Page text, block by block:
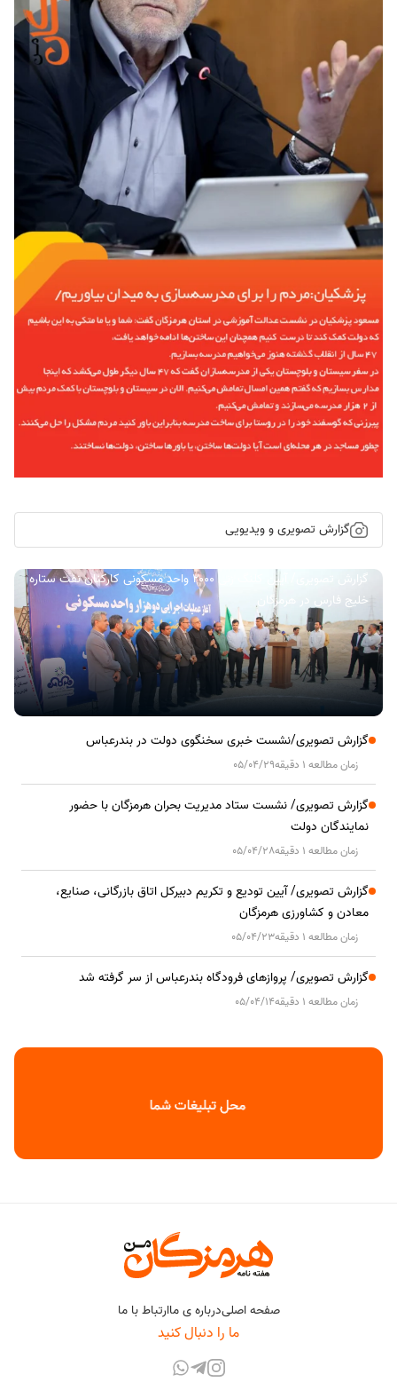
گزارش تصویری و ویدیویی
گزارش تصویری/ آیین کلنگ زنی ۲۰۰۰ واحد مسکونی کارکنان نفت ستاره
خلیج فارس در هرمزگان
گزارش تصویری/نشست خبری سخنگوی دولت در بندرعباس
زمان مطالعه 1 دقیقه 05/04/29
گزارش تصویری/ نشست ستاد مدیریت بحران هرمزگان با حضور
نمایندگان دولت
زمان مطالعه 1 دقیقه 05/04/28
گزارش تصویری/ آیین تودیع و تکریم دبیرکل اتاق بازرگانی، صنایع،
معادن و کشاورزی هرمزگان
زمان مطالعه 1 دقیقه 05/04/23
گزارش تصویری/ پروازهای فرودگاه بندرعباس از سر گرفته شد
زمان مطالعه 1 دقیقه 05/04/14
صفحه اصلیدرباره ی ماارتباط با ما
ما را دنبال کنید